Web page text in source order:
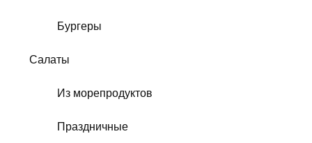
Бургеры
Салаты
Из морепродуктов
Праздничные